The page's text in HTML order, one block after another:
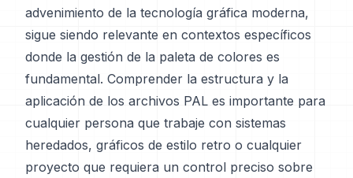
advenimiento de la tecnología gráfica moderna,
sigue siendo relevante en contextos específicos
donde la gestión de la paleta de colores es
fundamental. Comprender la estructura y la
aplicación de los archivos PAL es importante para
cualquier persona que trabaje con sistemas
heredados, gráficos de estilo retro o cualquier
proyecto que requiera un control preciso sobre